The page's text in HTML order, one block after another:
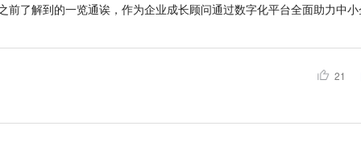
前了解到的一览通诶，作为企业成长顾问通过数字化平台全面助力中小
21